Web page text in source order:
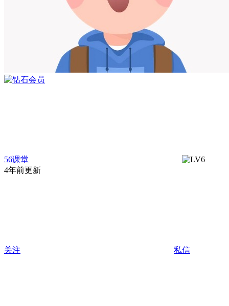
56课堂
4年前更新
关注 私信